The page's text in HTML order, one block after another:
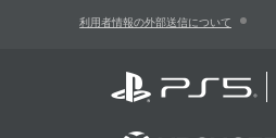
利用者情報の外部送信について